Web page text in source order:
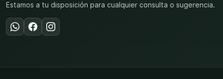
Estamos a tu disposición para cualquier consulta o sugerencia.